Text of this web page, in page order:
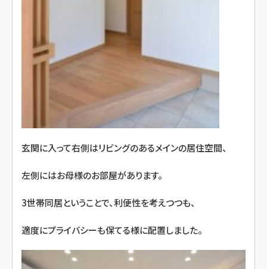
玄関に入って右側はリビングのあるメインの居住空間、
左側にはお母様のお部屋があります。
3世帯同居ということで、利便性を考えつつも、
適度にプライバシーも保てる様に配置しました。